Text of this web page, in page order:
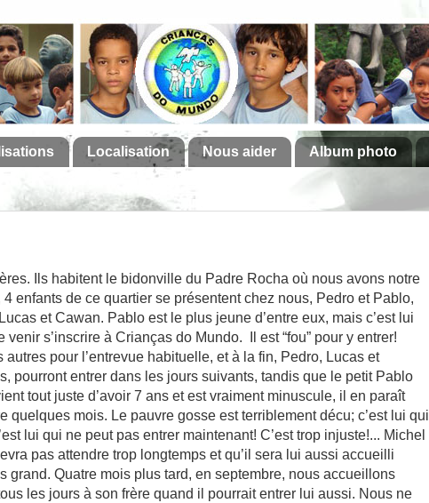
Localisation Nous aider Album photo
Ils habitent le bidonville du Padre Rocha où nous avons notre
enfants de ce quartier se présentent chez nous, Pedro et Pablo,
et Cawan. Pablo est le plus jeune d’entre eux, mais c’est lui
s’inscrire à Crianças do Mundo. Il est “fou” pour y entrer!
pour l’entrevue habituelle, et à la fin, Pedro, Lucas et
pourront entrer dans les jours suivants, tandis que le petit Pablo
tout juste d’avoir 7 ans et est vraiment minuscule, il en paraît
quelques mois. Le pauvre gosse est terriblement décu; c’est lui qui
lui qui ne peut pas entrer maintenant! C’est trop injuste!... Michel
pas attendre trop longtemps et qu’il sera lui aussi accueilli
grand. Quatre mois plus tard, en septembre, nous accueillons
les jours à son frère quand il pourrait entrer lui aussi. Nous ne